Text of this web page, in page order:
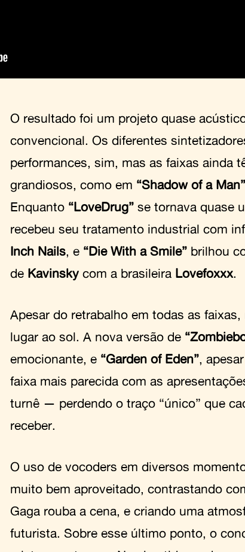
O resultado foi um projeto quase
convencional. Os diferentes
performances, sim, mas as faixas ainda
grandiosos, como em “Shadow of a
Enquanto “LoveDrug” se tornava quase
recebeu seu tratamento industrial com
Inch Nails , e “Die With a Smile” brilhou
de Kavinsky com a brasileira Lovefoxxx.
Apesar do retrabalho em todas as
lugar ao sol. A nova versão de
emocionante, e “Garden of Eden” ,
faixa mais parecida com as
turnê — perdendo o traço “único” que
receber.
O uso de vocoders em diversos
muito bem aproveitado, contrastando
Gaga rouba a cena, e criando uma
futurista. Sobre esse último ponto, o